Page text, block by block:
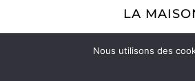
LA
La
La Petite
Nous utilisons des